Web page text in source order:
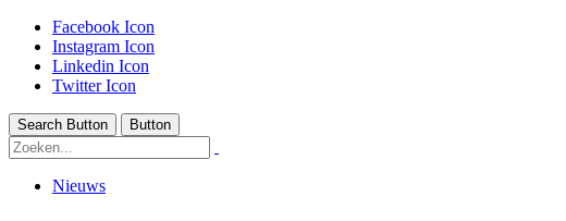
Facebook Icon
Instagram Icon
Linkedin Icon
Twitter Icon
Search Button Button
Nieuws